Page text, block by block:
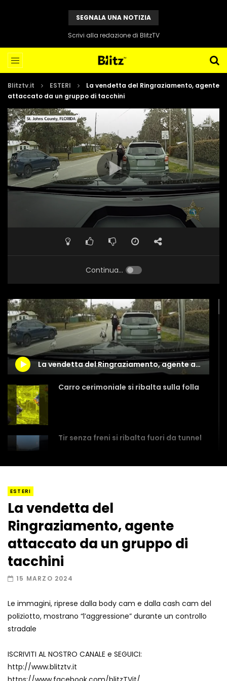
SEGNALA UNA NOTIZIA
Scrivi alla redazione di BlitzTV
Blitztv.it ESTERI
La vendetta del Ringraziamento, agente
attaccato da un gruppo di tacchini
Continua...
La vendetta del Ringraziamento, agente attaccato da un gruppo di tacchini
Carro cerimoniale si ribalta sulla folla
Tir senza freni si ribalta fuori da tunnel
Amiocuggino fa saltare in aria il drone
ESTERI
La vendetta del
Ringraziamento, agente
attaccato da un gruppo di
tacchini
15 MARZO 2024
Le immagini, riprese dalla body cam e dalla cash cam del
poliziotto, mostrano “l’aggressione” durante un controllo
stradale
ISCRIVITI AL NOSTRO CANALE e SEGUICI:
http://www.blitztv.it